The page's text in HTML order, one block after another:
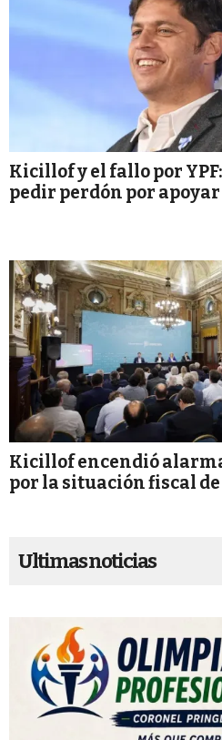
Kicillof y el fallo por
pedir perdón por
Kicillof encendió
por la situación fiscal
Ultimas noticias